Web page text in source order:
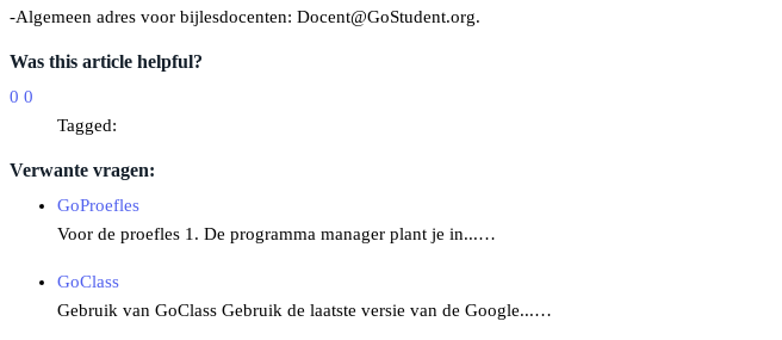
-Algemeen adres voor bijlesdocenten: Docent@GoStudent.org.
Was this article helpful?
0 0
Tagged:
Verwante vragen:
GoProefles
Voor de proefles 1. De programma manager plant je in...…
GoClass
Gebruik van GoClass Gebruik de laatste versie van de Google...…